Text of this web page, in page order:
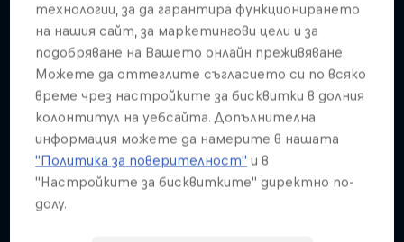
технологии, за да гарантира функционирането
на нашия сайт, за маркетингови цели и за
подобряване на Вашето онлайн преживяване.
Можете да оттеглите съгласието си по всяко
време чрез настройките за бисквитки в долния
колонтитул на уебсайта. Допълнителна
информация можете да намерите в нашата
"Политика за поверителност" и в
"Настройките за бисквитките" директно по-
долу.